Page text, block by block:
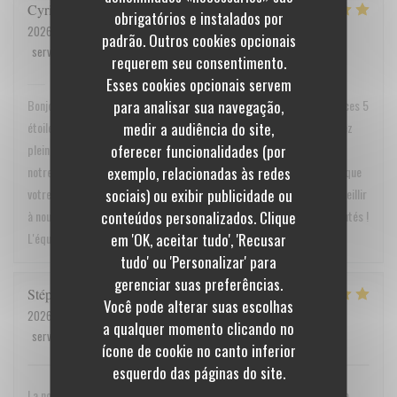
obrigatórios e instalados por
padrão. Outros cookies opcionais
requerem seu consentimento.
Esses cookies opcionais servem
para analisar sua navegação,
medir a audiência do site,
oferecer funcionalidades (por
exemplo, relacionadas às redes
sociais) ou exibir publicidade ou
conteúdos personalizados. Clique
em 'OK, aceitar tudo', 'Recusar
tudo' ou 'Personalizar' para
gerenciar suas preferências.
Você pode alterar suas escolhas
a qualquer momento clicando no
ícone de cookie no canto inferior
esquerdo das páginas do site.
Cyrille
2026-05-30
- 19:30 - guests 4
service
ambience: 5/5 menu :5/5 quality_price:5
has responded to the review
Bonjour Monsieur Cyrille Quenault, Un grand merci pour ce retour et ces 5
étoiles sur toute la ligne ! Toute l'équipe est ravie de voir que vous avez
pleinement apprécié l'ambiance, la qualité de notre service, ainsi que
notre carte et notre rapport qualité/prix. C’est un vrai plaisir de lire que
votre expérience chez nous a été une réussite. Au plaisir de vous accueillir
à nouveau très bientôt à la cave pour vous faire découvrir nos nouveautés !
L'équipe de Bibovino
Stéphanie
2026-05-16
- 19:30 - guests 2
service
ambience:5/5 menu:5/5 quality_price :5